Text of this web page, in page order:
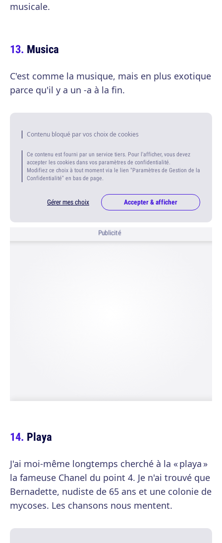
musicale.
Musica
C'est comme la musique, mais en plus exotique
parce qu'il y a un -a à la fin.
Contenu bloqué par vos choix de cookies
Ce contenu est fourni par un service tiers. Pour l'afficher, vous devez
accepter les cookies dans vos paramètres de confidentialité.
Modifiez ce choix à tout moment via le lien "Paramètres de Gestion de la
Confidentialité" en bas de page.
Gérer mes choix Accepter & afficher
Publicité
Playa
J'ai moi-même longtemps cherché à la « playa »
la fameuse Chanel du point 4. Je n'ai trouvé que
Bernadette, nudiste de 65 ans et une colonie de
mycoses. Les chansons nous mentent.